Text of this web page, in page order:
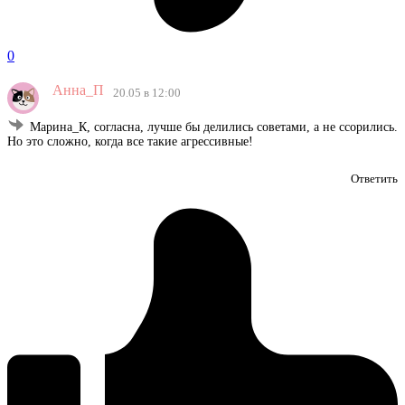
0
Анна_П 20.05 в 12:00
Марина_К, согласна, лучше бы делились советами, а не ссорились.
Но это сложно, когда все такие агрессивные!
Ответить